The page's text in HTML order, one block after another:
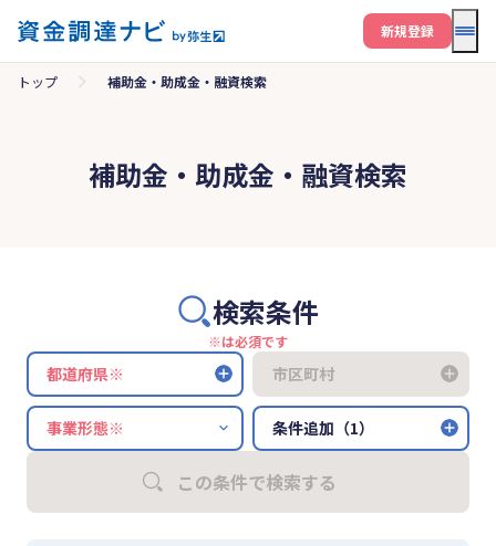
メ
新規登録
トップ 補助金・助成金・融資検索
補助金・助成金・融資検索
検索条件
※は必須です
都道府県※ 市区町村
条件追加（1）
この条件で検索する